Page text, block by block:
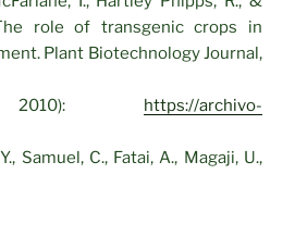
role of transgenic crops in
Plant Biotechnology Journal,
2010):
https://archivo-
Samuel, C., Fatai, A., Magaji, U.,